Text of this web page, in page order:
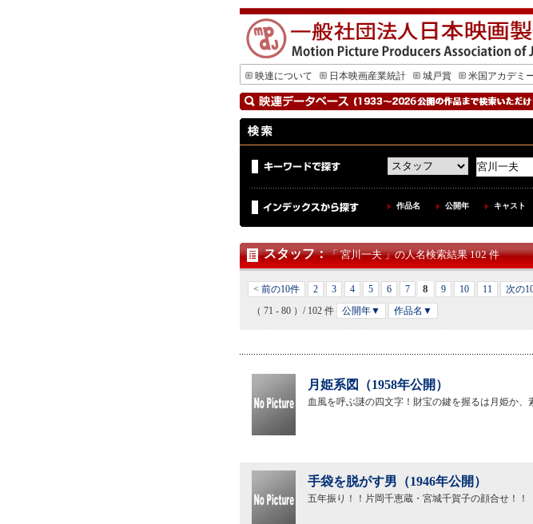
映連について
日本映画産業統計 城戸賞 米国アカデミ
作品名 公開年 キャスト
スタッフ：「 宮川一夫 」の人名検索結果 102 件
< 前の10件 2 3 4 5 6 7 8 9 10 11
次の
（ 71 - 80 ）/ 102 件
公開年▼ 作品名▼
月姫系図（1958年公開）
血風を呼ぶ謎の四文字！財宝の鍵を握るは月姫か、
手袋を脱がす男（1946年公開）
五年振り！！片岡千恵蔵・宮城千賀子の顔合せ！！